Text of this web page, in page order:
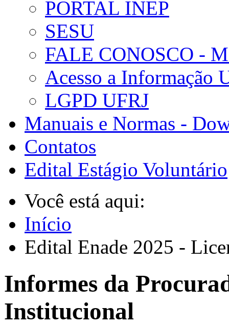
PORTAL INEP
SESU
FALE CONOSCO -
Acesso a Informação
LGPD UFRJ
Manuais e Normas -
Contatos
Edital Estágio Voluntário
Você está aqui:
Início
Edital Enade 2025 -
Informes da
Institucional